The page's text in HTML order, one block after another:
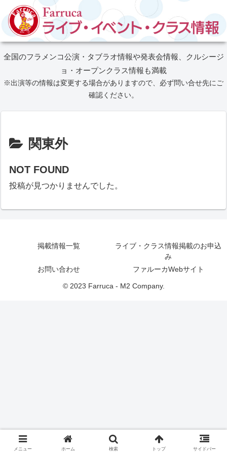
全国のフラメンコ公演・タブラオ情報や発表会情報、クルシージ
ョ・オープンクラス情報も満載
※出演等の情報は変更する場合がありますので、必ず問い合せ先にご
確認ください。
関東外
NOT FOUND
投稿が見つかりませんでした。
掲載情報一覧
ライブ・クラス情報掲載のお申込
み
お問い合わせ
ファルーカWebサイト
© 2023 Farruca - M2 Company.
メニュー ホーム 検索 トップ サイドバー